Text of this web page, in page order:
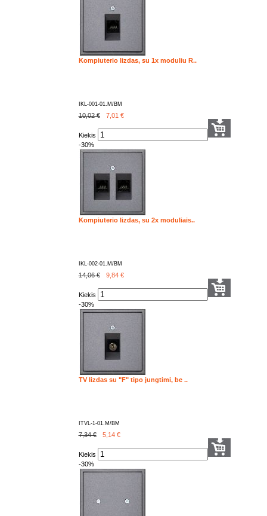
Kompiuterio lizdas, su 1x moduliu R..
IKL-001-01.M/BM
10,02 € 7,01 €
Kiekis
-30%
Kompiuterio lizdas, su 2x moduliais..
IKL-002-01.M/BM
14,06 € 9,84 €
Kiekis
-30%
TV lizdas su "F" tipo jungtimi, be ..
ITVL-1-01.M/BM
7,34 € 5,14 €
Kiekis
-30%